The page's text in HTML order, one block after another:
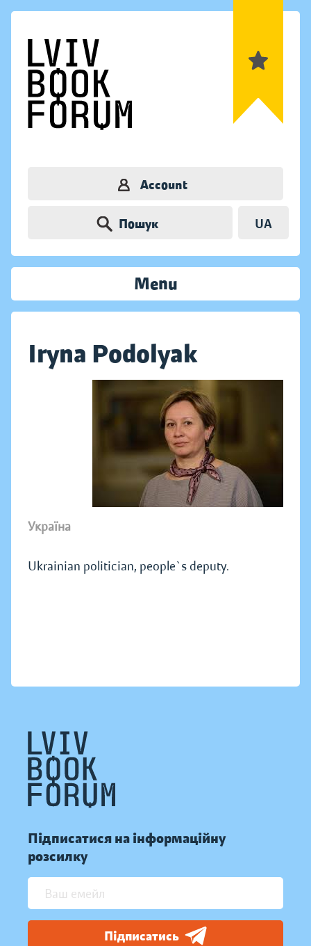
Account
Пошук UA
Menu
Iryna Podolyak
Україна
Ukrainian politician, people`s deputy.
Підписатися на інформаційну
розсилку
Підписатись